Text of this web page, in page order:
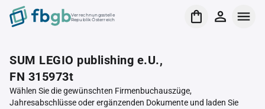
Verrechnungsstelle
Republik Österreich
SUM LEGIO publishing e.U.,
FN 315973t
Wählen Sie die gewünschten Firmenbuchauszüge,
Jahresabschlüsse oder ergänzenden Dokumente und laden Sie